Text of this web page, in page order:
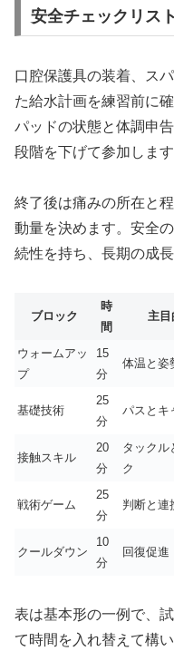
安全チェックリスト
口腔保護具の装着、ス
た給水計画を練習前に
パッドの状態と体調申
段階を下げて参加します
終了後は痛みの所在と
動量を決めます。安全
続性を持ち、長期の成
ブロック
時
間
主目
ウォームアッ
プ
15
分
体温と姿
基礎技術
25
分
パスとキ
接触スキル
20
分
タックル
ク
戦術ゲーム
25
分
判断と連
クールダウン
10
分
回復促進
表は基本形の一例で、
て時間を入れ替えて構